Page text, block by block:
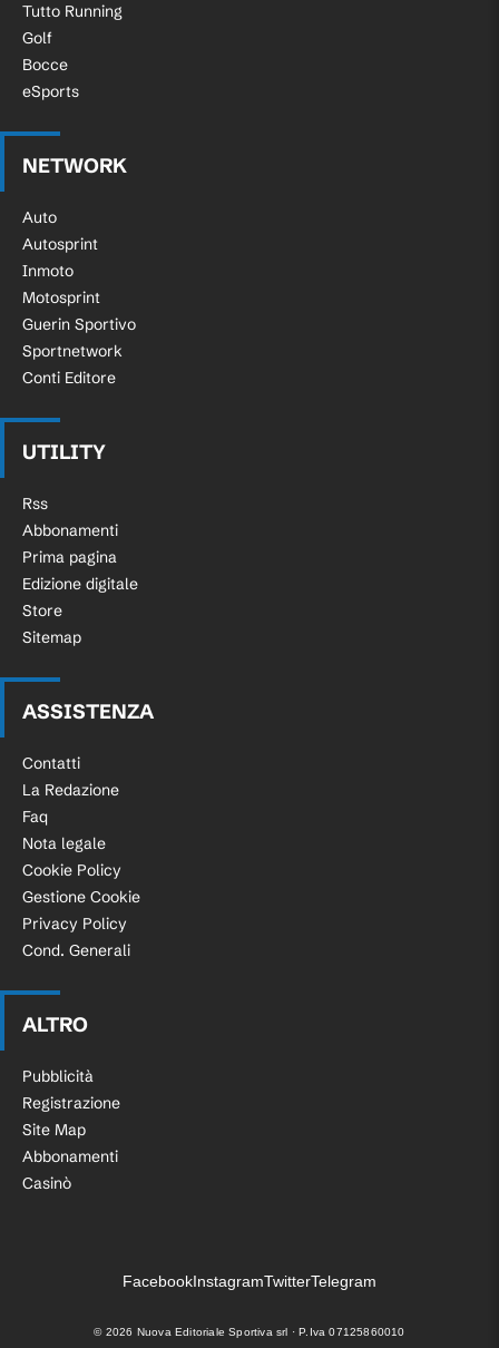
Tutto Running
Golf
Bocce
eSports
NETWORK
Auto
Autosprint
Inmoto
Motosprint
Guerin Sportivo
Sportnetwork
Conti Editore
UTILITY
Rss
Abbonamenti
Prima pagina
Edizione digitale
Store
Sitemap
ASSISTENZA
Contatti
La Redazione
Faq
Nota legale
Cookie Policy
Gestione Cookie
Privacy Policy
Cond. Generali
ALTRO
Pubblicità
Registrazione
Site Map
Abbonamenti
Casinò
FacebookInstagramTwitterTelegram
© 2026 Nuova Editoriale Sportiva srl · P.Iva 07125860010